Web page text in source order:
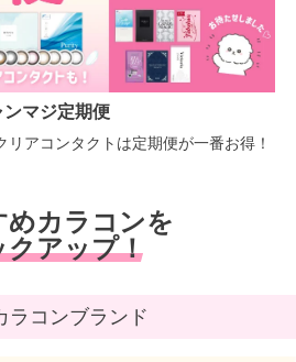
マジ定期便
アコンタクトは定期便が一番お得！
めカラコンを
クアップ！
ラコンブランド